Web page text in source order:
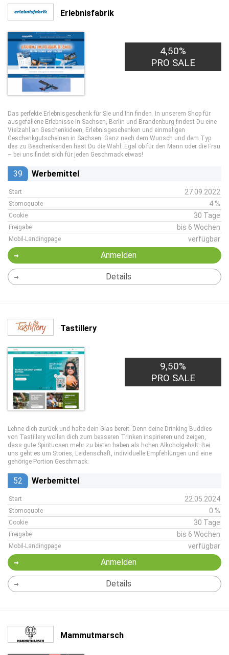
Erlebnisfabrik
4,50%
PRO SALE
Das perfekte Erlebnisgeschenk für Sie und Ihn finden. In unserem Shop für
ausgefallene Erlebnisse in Sachsen, Berlin und Brandenburg findest Du eine
Vielzahl an Geschenkideen, Erlebnisgeschenken und einmaligen
Geschenkgutscheinen in Sachsen. Ganz nach dem Wunsch und dem Typ
des zu Beschenkenden hast Du die Wahl. Egal ob für den Mann oder die Frau
– bei uns findet sich für jeden Geschmack etwas!
39 Werbemittel
Start 27.09.2022
Stornoquote 4 %
Cookie 30 Tage
Freigabe bis 6 Wochen
Mobil-Landingpage verfügbar
Anmelden
Details
Tastillery
9,50%
PRO SALE
Lehne dich zurück und halte dein Glas bereit. Denn deine Drinking Buddies
von Tastillery wollen dich zum besseren Trinken inspirieren und zeigen,
dass gute Spirituosen mehr zu bieten haben als hohen Alkoholgehalt. Bei
uns geht es um Stories, Leidenschaft, individuelle Empfehlungen und eine
gehörige Portion Geschmack.
52 Werbemittel
Start 22.05.2024
Stornoquote 0 %
Cookie 30 Tage
Freigabe bis 6 Wochen
Mobil-Landingpage verfügbar
Anmelden
Details
Mammutmarsch